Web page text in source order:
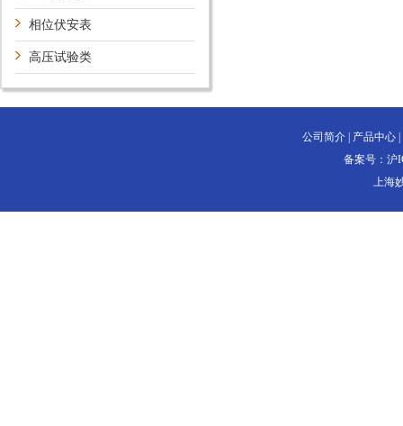
相位伏安表
高压试验类
公司简介 产品中心
备案号： 沪
上海